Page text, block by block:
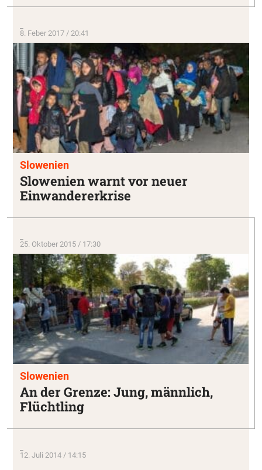
8. Feber 2017 / 20:41
Slowenien
Slowenien warnt vor neuer
Einwandererkrise
25. Oktober 2015 / 17:30
Slowenien
An der Grenze: Jung, männlich,
Flüchtling
12. Juli 2014 / 14:15